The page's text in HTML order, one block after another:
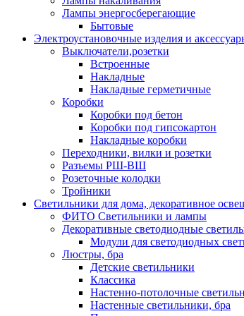
Лампы энергосберегающие
Бытовые
Электроустановочные изделия и
Выключатели,розетки
Встроенные
Накладные
Накладные герметичные
Коробки
Коробки под бетон
Коробки под гипсокартон
Накладные коробки
Переходники, вилки и розетки
Разъемы РШ-ВШ
Розеточные колодки
Тройники
Светильники для дома, декоративное
ФИТО Светильники и лампы
Декоративные светодиодные
Модули для светодиодных
Люстры, бра
Детские светильники
Классика
Настенно-потолочные
Настенные светильники, бра